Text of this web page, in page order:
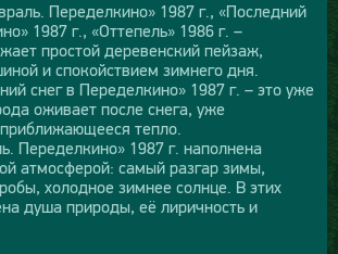
Переделкино» 1987 г., «Последний
1987 г., «Оттепель» 1986 г. –
простой деревенский пейзаж,
и спокойствием зимнего дня.
снег в Переделкино» 1987 г. – это уже
оживает после снега, уже
приближающееся тепло.
Переделкино» 1987 г. наполнена
атмосферой: самый разгар зимы,
холодное зимнее солнце. В этих
душа природы, её лиричность и